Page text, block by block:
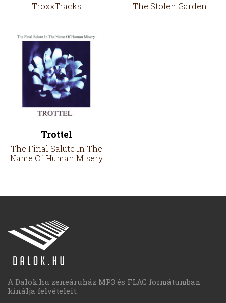
TroxxTracks The Stolen Garden
Trottel
The Final Salute In The
Name Of Human Misery
A Dalok.hu zeneáruház MP3 és FLAC formátumban
kínálja felvételeit.